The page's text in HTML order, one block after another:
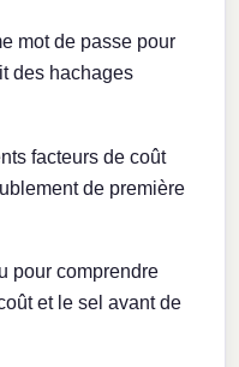
mot de passe pour
des hachages
facteurs de coût
de première
pour comprendre
et le sel avant de